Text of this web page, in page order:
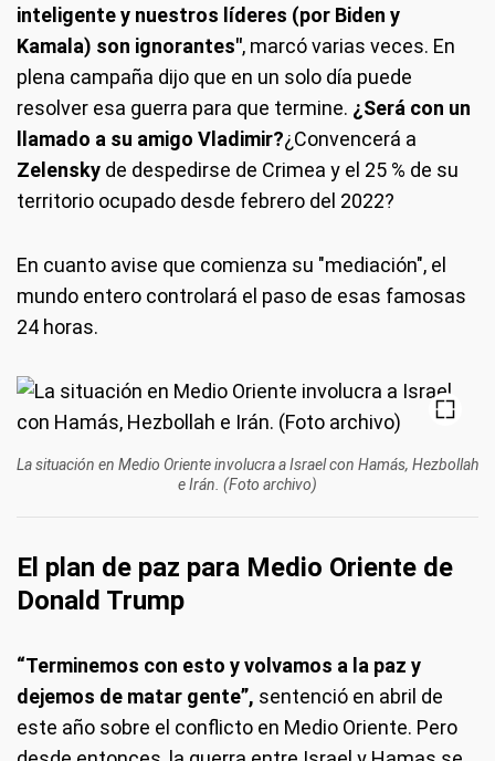
inteligente y nuestros líderes (por Biden y
Kamala) son ignorantes", marcó varias veces. En
plena campaña dijo que en un solo día puede
resolver esa guerra para que termine. ¿Será con un
llamado a su amigo Vladimir?¿Convencerá a
Zelensky de despedirse de Crimea y el 25 % de su
territorio ocupado desde febrero del 2022?
En cuanto avise que comienza su "mediación", el
mundo entero controlará el paso de esas famosas
24 horas.
La situación en Medio Oriente involucra a Israel con Hamás, Hezbollah
e Irán. (Foto archivo)
El plan de paz para Medio Oriente de
Donald Trump
“Terminemos con esto y volvamos a la paz y
dejemos de matar gente”, sentenció en abril de
este año sobre el conflicto en Medio Oriente. Pero